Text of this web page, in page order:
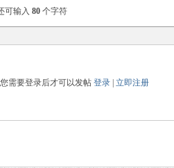
可输入 80 个字符
您需要登录后才可以发帖 登录 立即注册